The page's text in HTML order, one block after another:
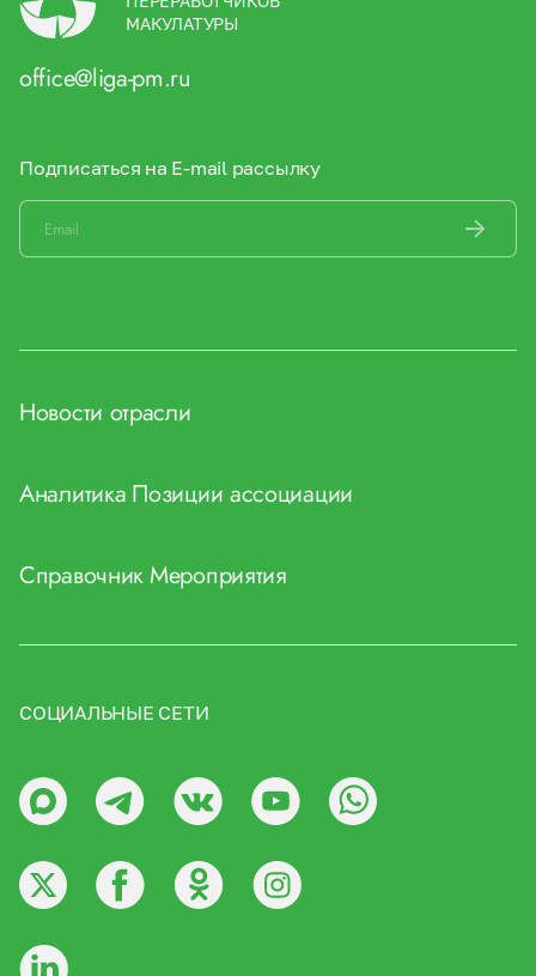
МАКУЛАТУРЫ
office@liga-pm.ru
Подписаться на E-mail рассылку
Новости отрасли
Аналитика Позиции ассоциации
СправочникМероприятия
СОЦИАЛЬНЫЕ СЕТИ